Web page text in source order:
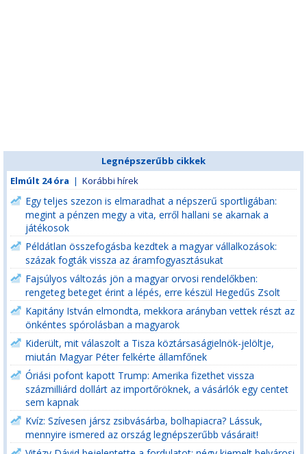
Legnépszerűbb cikkek
Elmúlt 24 óra | Korábbi hírek
Egy teljes szezon is elmaradhat a népszerű sportligában:
megint a pénzen megy a vita, erről hallani se akarnak a
játékosok
Példátlan összefogásba kezdtek a magyar vállalkozások:
százak fogták vissza az áramfogyasztásukat
Fajsúlyos változás jön a magyar orvosi rendelőkben:
rengeteg beteget érint a lépés, erre készül Hegedűs Zsolt
Kapitány István elmondta, mekkora arányban vettek részt az
önkéntes spórolásban a magyarok
Kiderült, mit válaszolt a Tisza köztársaságielnök-jelöltje,
miután Magyar Péter felkérte államfőnek
Óriási pofont kapott Trump: Amerika fizethet vissza
százmilliárd dollárt az importőröknek, a vásárlók egy centet
sem kapnak
Kvíz: Szívesen jársz zsibvásárba, bolhapiacra? Lássuk,
mennyire ismered az ország legnépszerűbb vásárait!